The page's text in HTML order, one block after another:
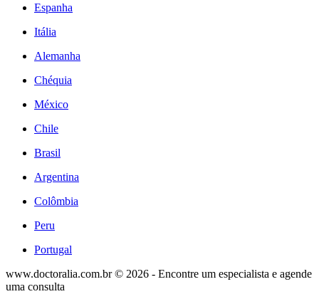
Espanha
Itália
Alemanha
Chéquia
México
Chile
Brasil
Argentina
Colômbia
Peru
Portugal
www.doctoralia.com.br © 2026 - Encontre um especialista e agende
uma consulta